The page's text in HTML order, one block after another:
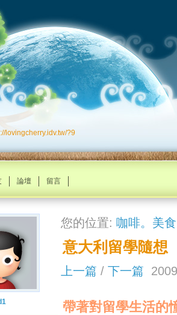
lovingcherry.idv.tw/?9
論壇 留言
您的位置: 咖啡。美
意大利留學隨想
上一篇 / 下一篇
帶著對留學生活的